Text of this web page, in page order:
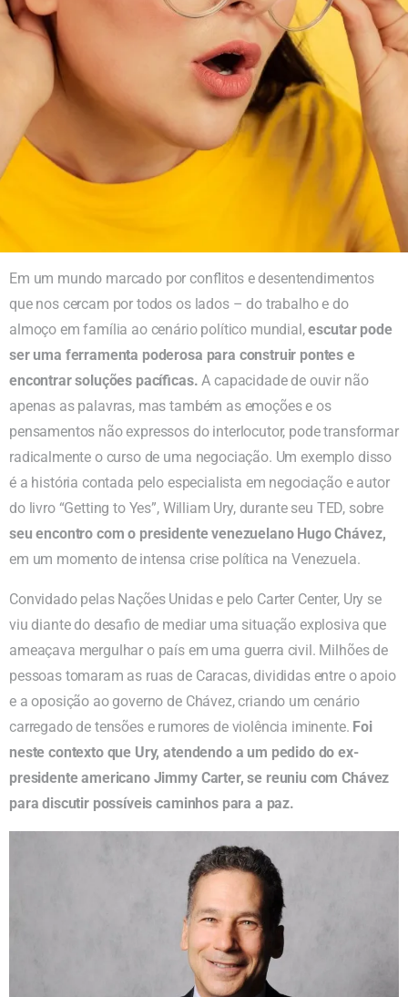
Em um mundo marcado por conflitos e desentendimentos
que nos cercam por todos os lados – do trabalho e do
almoço em família ao cenário político mundial,escutar pode
ser uma ferramenta poderosa para construir pontes e
encontrar soluções pacíficas. A capacidade de ouvir não
apenas as palavras, mas também as emoções e os
pensamentos não expressos do interlocutor, pode transformar
radicalmente o curso de uma negociação. Um exemplo disso
é a história contada pelo especialista em negociação e autor
do livro “Getting to Yes”, William Ury, durante seu TED, sobre
seu encontro com o presidente venezuelano Hugo Chávez,
em um momento de intensa crise política na Venezuela.
Convidado pelas Nações Unidas e pelo Carter Center, Ury se
viu diante do desafio de mediar uma situação explosiva que
ameaçava mergulhar o país em uma guerra civil. Milhões de
pessoas tomaram as ruas de Caracas, divididas entre o apoio
e a oposição ao governo de Chávez, criando um cenário
carregado de tensões e rumores de violência iminente. Foi
neste contexto que Ury, atendendo a um pedido do ex-
presidente americano Jimmy Carter, se reuniu com Chávez
para discutir possíveis caminhos para a paz.